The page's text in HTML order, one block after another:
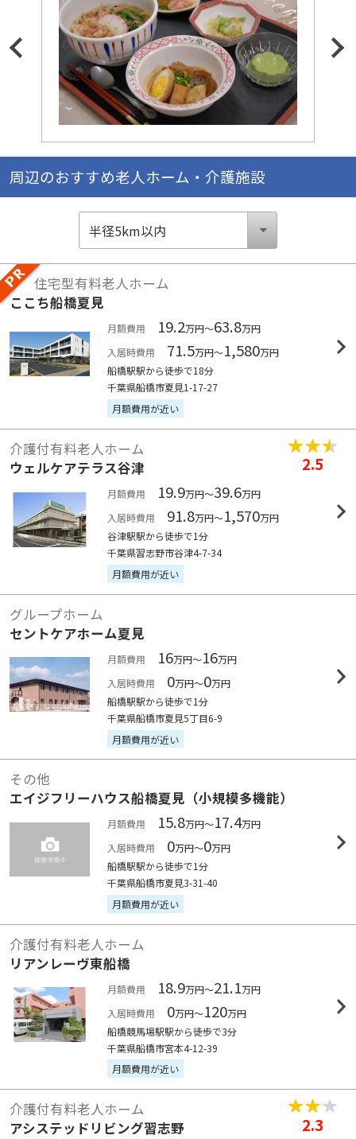
周辺のおすすめ老人ホーム・介護施設
住宅型有料老人ホーム
ここち船橋夏見
月額費用 19.2万円～63.8万円
入居時費用
71.5万円～1,580万円
船橋駅駅から徒歩で18分
千葉県船橋市夏見1-17-27
月額費用が近い
介護付有料老人ホーム
ウェルケアテラス谷津
2.5
月額費用 19.9万円～39.6万円
入居時費用
91.8万円～1,570万円
谷津駅駅から徒歩で1分
千葉県習志野市谷津4-7-34
月額費用が近い
グループホーム
セントケアホーム夏見
月額費用 16万円～16万円
入居時費用
0万円～0万円
船橋駅駅から徒歩で1分
千葉県船橋市夏見5丁目6-9
月額費用が近い
その他
エイジフリーハウス船橋夏見（小規模多機能）
月額費用 15.8万円～17.4万円
入居時費用
0万円～0万円
船橋駅駅から徒歩で1分
千葉県船橋市夏見3-31-40
月額費用が近い
介護付有料老人ホーム
リアンレーヴ東船橋
月額費用 18.9万円～21.1万円
入居時費用
0万円～120万円
船橋競馬場駅駅から徒歩で3分
千葉県船橋市宮本4-12-39
月額費用が近い
介護付有料老人ホーム
アシステッドリビング習志野
2.3